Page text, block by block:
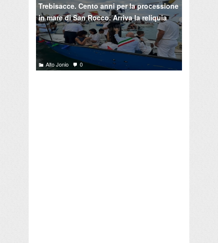
Trebisacce. Cento anni per la processione
in mare di San Rocco. Arriva la reliquia
Alto Jonio 0